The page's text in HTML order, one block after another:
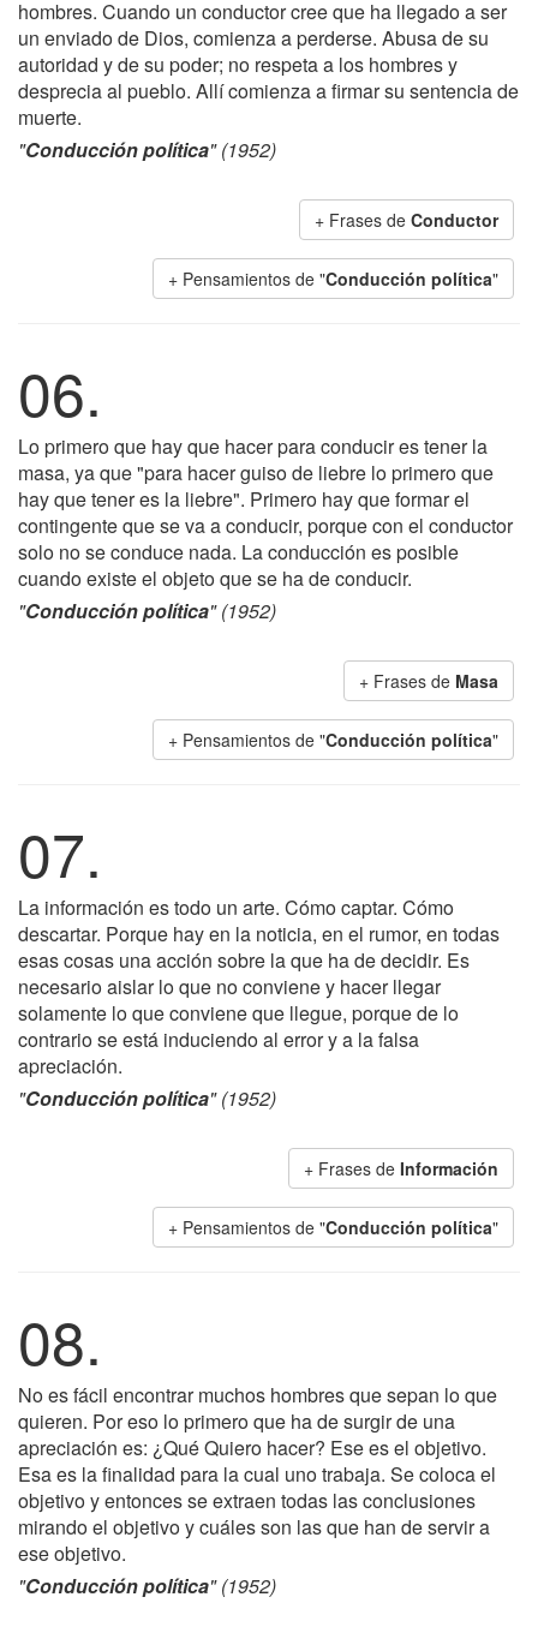
hombres. Cuando un conductor cree que ha llegado a ser
un enviado de Dios, comienza a perderse. Abusa de su
autoridad y de su poder; no respeta a los hombres y
desprecia al pueblo. Allí comienza a firmar su sentencia de
muerte.
"Conducción política" (1952)
+ Frases de Conductor
+ Pensamientos de "Conducción política"
06.
Lo primero que hay que hacer para conducir es tener la
masa, ya que "para hacer guiso de liebre lo primero que
hay que tener es la liebre". Primero hay que formar el
contingente que se va a conducir, porque con el conductor
solo no se conduce nada. La conducción es posible
cuando existe el objeto que se ha de conducir.
"Conducción política" (1952)
+ Frases de Masa
+ Pensamientos de "Conducción política"
07.
La información es todo un arte. Cómo captar. Cómo
descartar. Porque hay en la noticia, en el rumor, en todas
esas cosas una acción sobre la que ha de decidir. Es
necesario aislar lo que no conviene y hacer llegar
solamente lo que conviene que llegue, porque de lo
contrario se está induciendo al error y a la falsa
apreciación.
"Conducción política" (1952)
+ Frases de Información
+ Pensamientos de "Conducción política"
08.
No es fácil encontrar muchos hombres que sepan lo que
quieren. Por eso lo primero que ha de surgir de una
apreciación es: ¿Qué Quiero hacer? Ese es el objetivo.
Esa es la finalidad para la cual uno trabaja. Se coloca el
objetivo y entonces se extraen todas las conclusiones
mirando el objetivo y cuáles son las que han de servir a
ese objetivo.
"Conducción política" (1952)